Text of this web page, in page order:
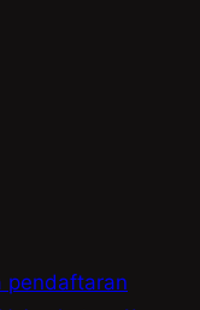
pendaftaran